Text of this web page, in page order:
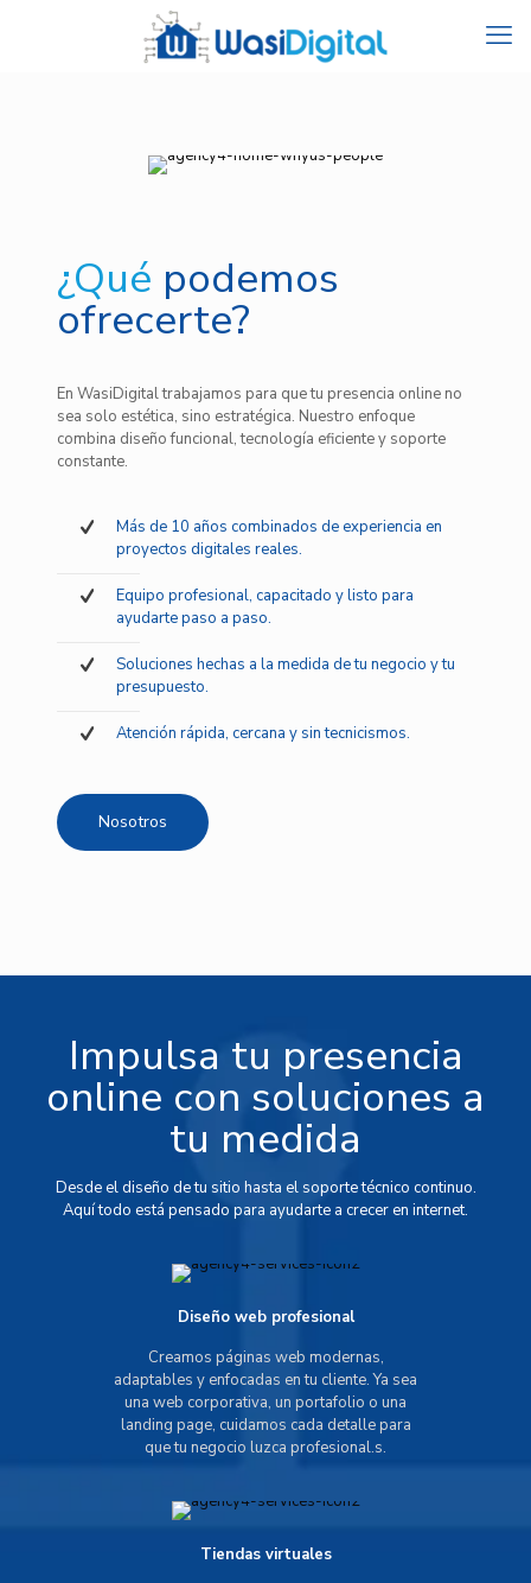
¿Qué podemos
ofrecerte?
En WasiDigital trabajamos para que tu presencia online no
sea solo estética, sino estratégica. Nuestro enfoque
combina diseño funcional, tecnología eficiente y soporte
constante.
Más de 10 años combinados de experiencia en
proyectos digitales reales.
Equipo profesional, capacitado y listo para
ayudarte paso a paso.
Soluciones hechas a la medida de tu negocio y tu
presupuesto.
Atención rápida, cercana y sin tecnicismos.
Nosotros
Impulsa tu presencia
online con soluciones a
tu medida
Desde el diseño de tu sitio hasta el soporte técnico continuo.
Aquí todo está pensado para ayudarte a crecer en internet.
Diseño web profesional
Creamos páginas web modernas,
adaptables y enfocadas en tu cliente. Ya sea
una web corporativa, un portafolio o una
landing page, cuidamos cada detalle para
que tu negocio luzca profesional.s.
Tiendas virtuales